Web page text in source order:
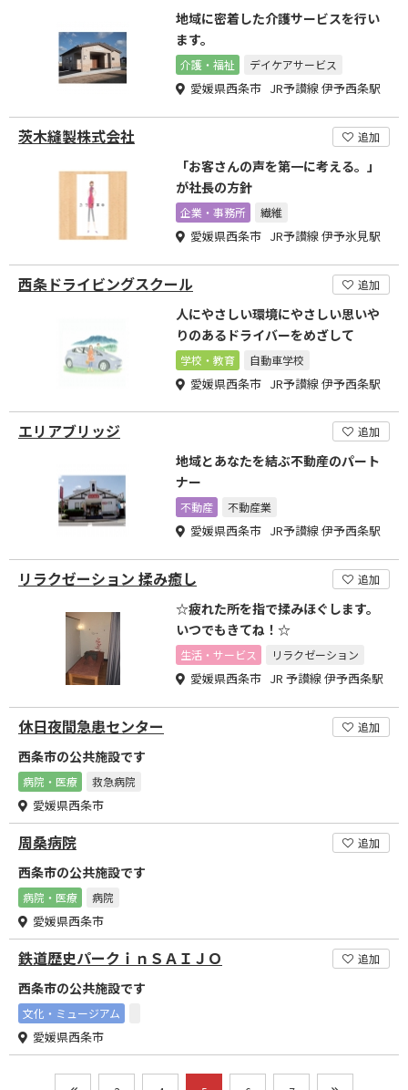
地域に密着した介護サービスを行い
ます。
介護・福祉 デイケアサービス
愛媛県西条市 JR予讃線 伊予西条駅
茨木縫製株式会社 追加
「お客さんの声を第一に考える。」
が社長の方針
企業・事務所 繊維
愛媛県西条市 JR予讃線 伊予氷見駅
西条ドライビングスクール 追加
人にやさしい環境にやさしい思いや
りのあるドライバーをめざして
学校・教育 自動車学校
愛媛県西条市 JR予讃線 伊予西条駅
エリアブリッジ 追加
地域とあなたを結ぶ不動産のパート
ナー
不動産 不動産業
愛媛県西条市 JR予讃線 伊予西条駅
リラクゼーション 揉み癒し 追加
☆疲れた所を指で揉みほぐします。
いつでもきてね！☆
生活・サービス リラクゼーション
愛媛県西条市 JR 予讃線 伊予西条駅
休日夜間急患センター 追加
西条市の公共施設です
病院・医療 救急病院
愛媛県西条市
周桑病院 追加
西条市の公共施設です
病院・医療 病院
愛媛県西条市
鉄道歴史パークｉｎＳＡＩＪＯ 追加
西条市の公共施設です
文化・ミュージアム
愛媛県西条市